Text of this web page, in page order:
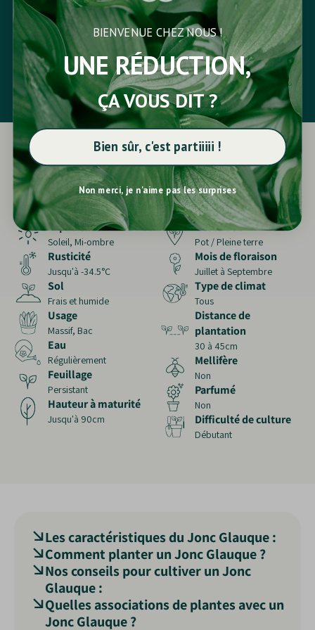
PROFITEZ DE VOS PLANTES
À vous votre nouveau jardin ! Donnezvie et beauté à votre
extérieur. Créez un nouvelespace.
Propriétés des plantes
Jonc glauque (Juncus inflexus Blue Arrows)
Exposition
Soleil, Mi-ombre
Rusticité
Jusqu'à -34.5°C
Sol
Frais et humide
Usage
Massif, Bac
Eau
Régulièrement
Feuillage
Persistant
Hauteur à maturité
Jusqu'à 90cm
Destination
Pot / Pleine terre
Mois de floraison
Juillet à Septembre
Type de climat
Tous
Distance de
plantation
30 à 45cm
Mellifère
Non
Parfumé
Non
Difficulté de culture
Débutant
Les caractéristiques du Jonc Glauque :
LeJonc Glauque (Juncus inflexus)est une
plante vivace appartenant à la famille des
Juncacées. Il se caractérise par ses tiges
rigides, cylindriques et d'un
Comment planter un Jonc Glauque ?
En pot ou en jardinière :
Choix du pot: Sélectionnez un pot ou une
Nos conseils pour cultiver un Jonc
Glauque :
Emplacement: Choisissez un endroit
Quelles associations de plantes avec un
Jonc Glauque ?
BIENVENUE CHEZ NOUS !
UNE RÉDUCTION,
ÇA VOUS DIT ?
Bien sûr, c'est partiiiii !
Non merci, je n'aime pas les surprises